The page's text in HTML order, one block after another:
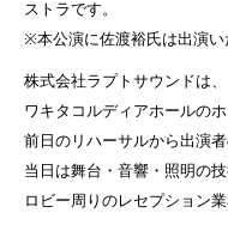
ストラです。
※本公演に佐渡裕氏は出演い
株式会社ラプトサウンドは、
ワキタコルディアホールの
前日のリハーサルから出演者
当日は舞台・音響・照明の技
ロビー周りのレセプション